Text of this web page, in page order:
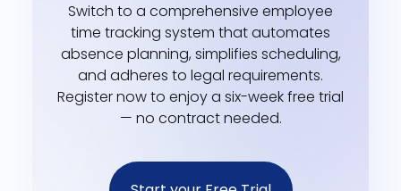
Switch to a comprehensive employee
time tracking system that automates
absence planning, simplifies scheduling,
and adheres to legal requirements.
Register now to enjoy a six-week free trial
— no contract needed.